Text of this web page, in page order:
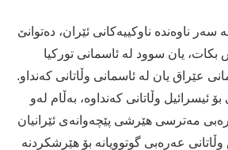
سەر ناوەندە ناوكییەكانی ئێران، دەتوانێ
یان سوود لە ئاسمانی توركیا
عێراق یان لە ئاسمانی وڵاتانی كەنداو.
ئیسرائیل وڵاتانی كەنداوە، بەڵام لەو
مەترسی هێرشی پێچەوانەی ئێرانیان
عەرەبی گوتوویانە بۆ هێرشكردنە